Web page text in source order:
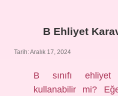
B Ehliyet
Tarih: Aralık 17, 2024
B sınıfı
kullanabilir mi?